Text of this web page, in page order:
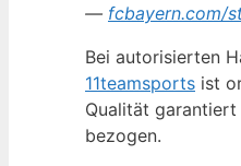
— fcbayern.com/
Bei autorisierten
11teamsports ist
Qualität
bezogen.